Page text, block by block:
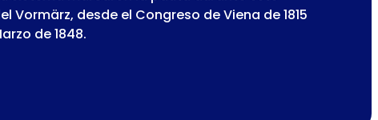
Vormärz, desde el Congreso de Viena de 1815
de 1848.